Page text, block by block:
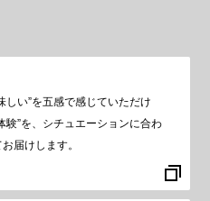
しい”を五感で感じていただけ
験”を、シチュエーションに合わ
届けします。